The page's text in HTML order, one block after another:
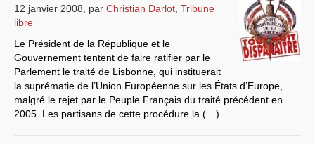
12 janvier 2008 par Christian Darlot Tribune
libre
Le Président de la République et le
Gouvernement tentent de faire ratifier par le
Parlement le traité de Lisbonne, qui instituerait
la suprématie de l’Union Européenne sur les États d’Europe,
malgré le rejet par le Peuple Français du traité précédent en
2005. Les partisans de cette procédure la (…)